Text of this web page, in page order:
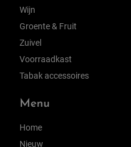
Wijn
Groente & Fruit
Zuivel
Voorraadkast
Tabak accessoires
Menu
Home
Nieuw